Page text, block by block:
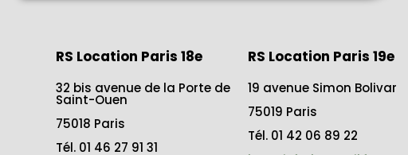
RS Location Paris 18e
32 bis avenue de la Porte de
Saint-Ouen
75018 Paris
Tél. 01 46 27 91 31
RS Location Paris 19e
19 avenue Simon Bolivar
75019 Paris
Tél. 01 42 06 89 22